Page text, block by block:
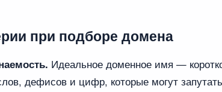
при подборе домена
Идеальное доменное имя —
дефисов и цифр, которые могут